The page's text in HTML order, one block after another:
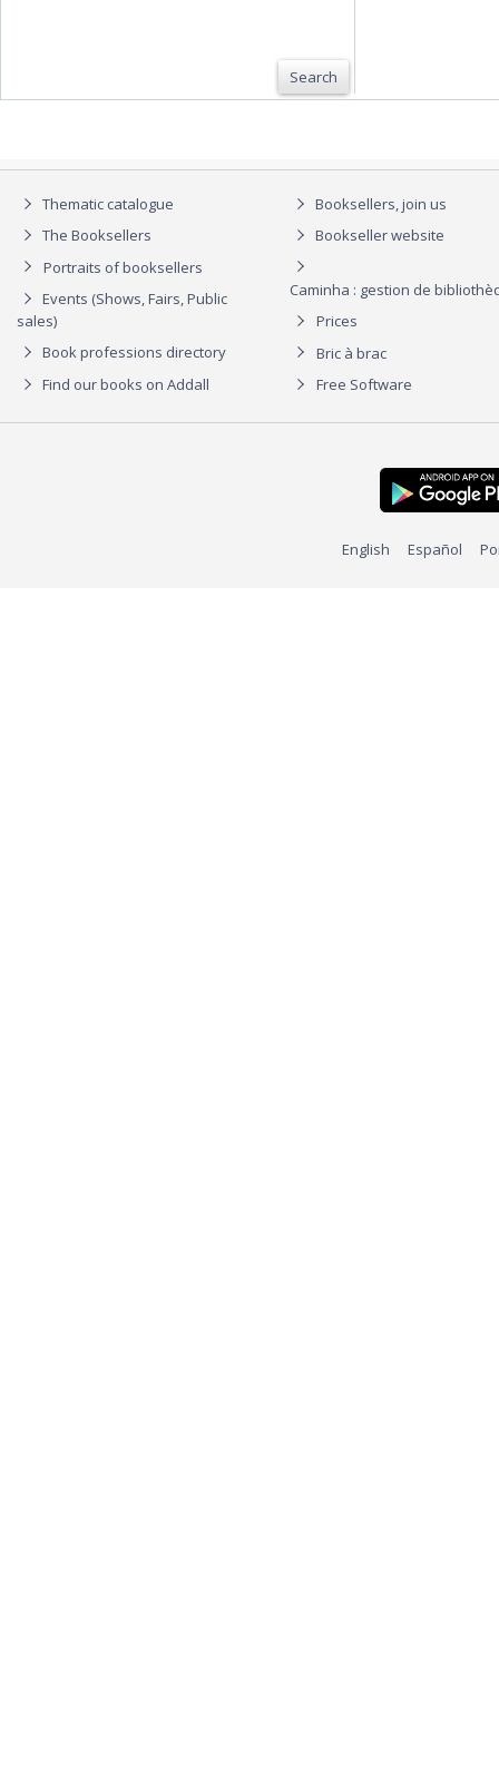
Search
Thematic catalogue
The Booksellers
Portraits of booksellers
Events (Shows, Fairs, Public
sales)
Book professions directory
Find our books on Addall
Booksellers, join us
Bookseller website
Caminha : gestion de
Prices
Bric à brac
Free Software
English Español